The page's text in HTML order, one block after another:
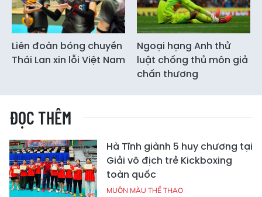
Liên đoàn bóng chuyền
Thái Lan xin lỗi Việt Nam
Ngoại hạng Anh thử
luật chống thủ môn giả
chấn thương
ĐỌC THÊM
Hà Tĩnh giành 5 huy chương tại
Giải vô địch trẻ Kickboxing
toàn quốc
MUÔN MÀU THỂ THAO